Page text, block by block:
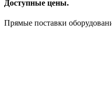
Доступные цены.
Прямые поставки